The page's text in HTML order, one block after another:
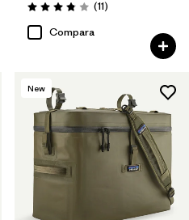
Valoración: 3.8 / 5
(11Comentarios
)
Compara
New